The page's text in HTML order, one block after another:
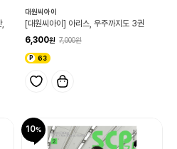
대원씨아이
[대원씨아이] 아리스, 우주까지도 3권
6,300
7,000
63
10